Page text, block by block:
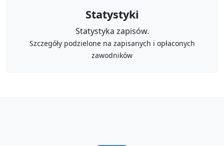
Statystyki
Statystyka zapisów.
Szczegóły podzielone na zapisanych i opłaconych
zawodników